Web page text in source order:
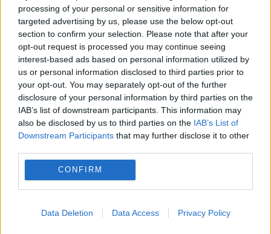
processing of your personal or sensitive information for
targeted advertising by us, please use the below opt-out
section to confirm your selection. Please note that after your
opt-out request is processed you may continue seeing
interest-based ads based on personal information utilized by
us or personal information disclosed to third parties prior to
your opt-out. You may separately opt-out of the further
disclosure of your personal information by third parties on the
IAB’s list of downstream participants. This information may
also be disclosed by us to third parties on the IAB’s List of
Downstream Participants that may further disclose it to other
CONFIRM
Data Deletion Data Access Privacy Policy
Caniculă într-o parte a țării, vijelii în alta.
Harta fenomenelor meteo anunțate de